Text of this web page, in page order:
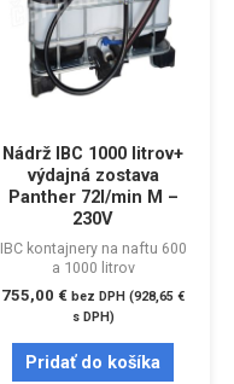
Nádrž IBC 1000 litrov+
výdajná zostava
Panther 72l/min M –
230V
IBC kontajnery na naftu 600
a 1000 litrov
755,00 € bez DPH (928,65 €
s DPH)
Pridať do košíka